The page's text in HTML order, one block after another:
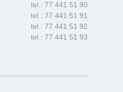
tel.: 77 441 51 90
tel.: 77 441 51 91
tel.: 77 441 51 92
tel.: 77 441 51 93